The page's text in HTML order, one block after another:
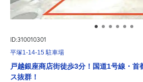
ID:310010301
平塚1-14-15 駐車場
戸越銀座商店街徒歩3分！国道1号線・首
ス抜群！